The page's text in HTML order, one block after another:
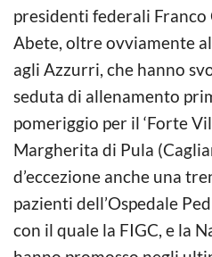
presidenti federali
Abete, oltre ovviamente
agli Azzurri, che hanno
seduta di allenamento
pomeriggio per il ‘Forte
Margherita di Pula
d’eccezione anche una
pazienti dell’Ospedale
con il quale la FIGC, e la